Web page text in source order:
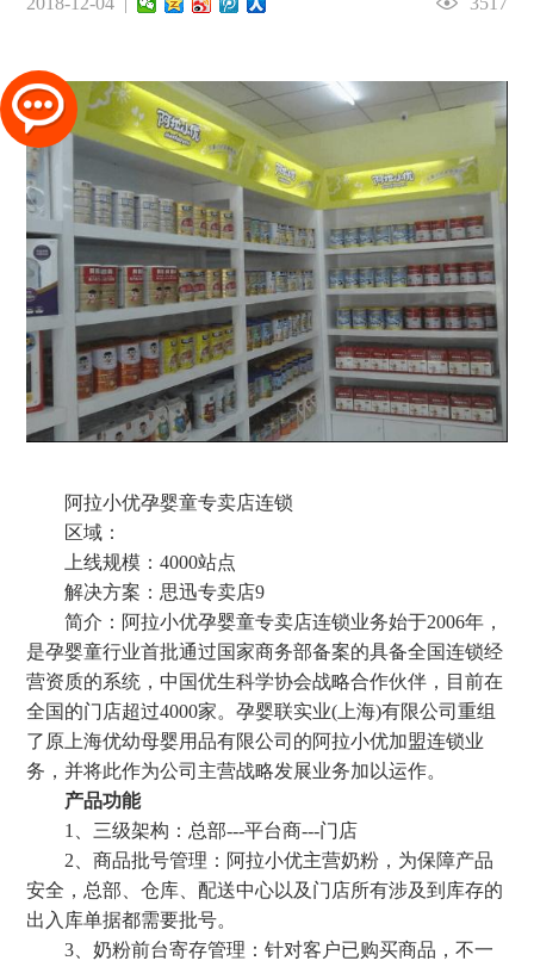
阿拉小优孕婴童专卖店连锁
区域：
上线规模：4000站点
解决方案：思迅专卖店9
简介：阿拉小优孕婴童专卖店连锁业务始于2006年，
是孕婴童行业首批通过国家商务部备案的具备全国连锁经
营资质的系统，中国优生科学协会战略合作伙伴，目前在
全国的门店超过4000家。孕婴联实业(上海)有限公司重组
了原上海优幼母婴用品有限公司的阿拉小优加盟连锁业
务，并将此作为公司主营战略发展业务加以运作。
产品功能
1、三级架构：总部---平台商---门店
2、商品批号管理：阿拉小优主营奶粉，为保障产品
安全，总部、仓库、配送中心以及门店所有涉及到库存的
出入库单据都需要批号。
3、奶粉前台寄存管理：针对客户已购买商品，不一